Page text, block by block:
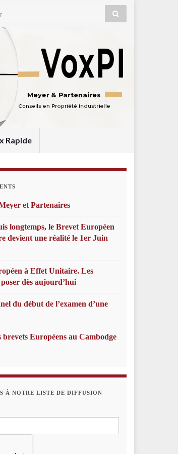
Rapide
et Partenaires
longtemps, le Brevet Européen
devient une réalité le 1er Juin
à Effet Unitaire. Les
poser dès aujourd’hui
du début de l’examen d’une
brevets Européens au Cambodge
À NOTRE LISTE DE DIFFUSION